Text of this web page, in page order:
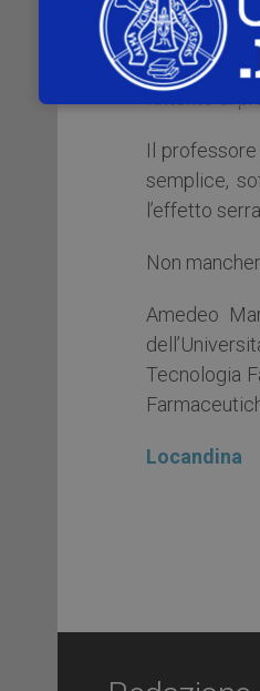
Introduce e
“Pillole
l’intento di
Il
semplice,
l’effetto
Non
Amedeo
Tecnologia
Locandina